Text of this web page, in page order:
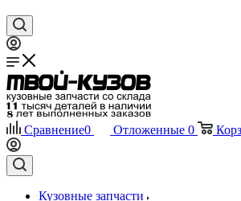
Сравнение0 Отложенные 0
Кузовные запчасти